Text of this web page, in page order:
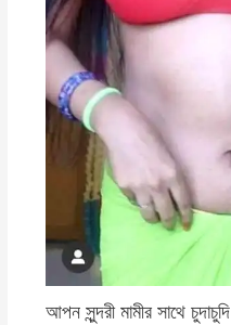
আপন সুন্দরী মামীর সাথে চুদাচুদি